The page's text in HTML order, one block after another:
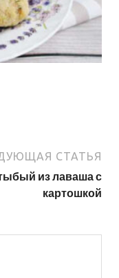
СТАТЬЯ
из лаваша с
картошкой